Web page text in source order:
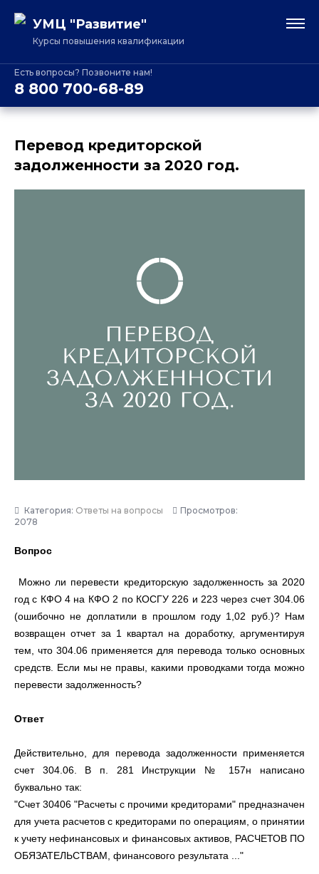
УМЦ "Развитие"
Курсы повышения квалификации
Есть вопросы? Позвоните нам!
8 800 700-68-89
Перевод кредиторской
задолженности за 2020 год.
Категория: Ответы на вопросы
Просмотров:
2078
Вопрос
Можно ли перевести кредиторскую задолженность за 2020
год с КФО 4 на КФО 2 по КОСГУ 226 и 223 через счет 304.06
(ошибочно не доплатили в прошлом году 1,02 руб.)? Нам
возвращен отчет за 1 квартал на доработку, аргументируя
тем, что 304.06 применяется для перевода только основных
средств. Если мы не правы, какими проводками тогда можно
перевести задолженность?
Ответ
Действительно, для перевода задолженности применяется
счет 304.06. В п. 281 Инструкции № 157н написано
буквально так:
"Счет 30406 "Расчеты с прочими кредиторами" предназначен
для учета расчетов с кредиторами по операциям, о принятии
к учету нефинансовых и финансовых активов, РАСЧЕТОВ ПО
ОБЯЗАТЕЛЬСТВАМ, финансового результата ..."